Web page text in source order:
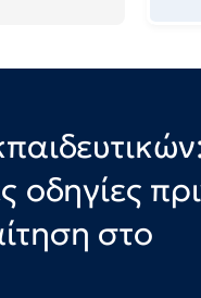
οδηγίες
στο